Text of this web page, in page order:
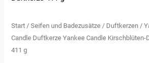
Start /Seifen und Badezusätze / Duftkerzen /
Candle Duftkerze Yankee Candle Kirschblüten-
411 g